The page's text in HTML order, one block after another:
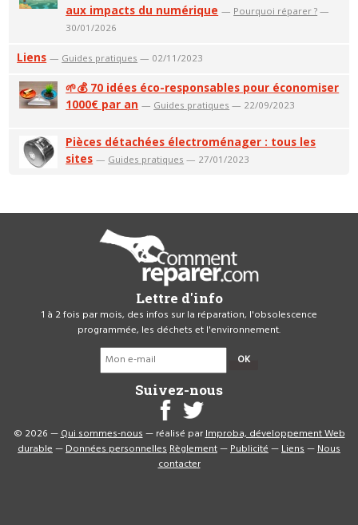
aux impacts du numérique — Pourquoi réparer ? —
30/01/2026
Liens — Guides pratiques — 02/11/2023
🌱💰 70 idées éco-responsables pour économiser
1000€ par an — Guides pratiques — 22/09/2023
Pièces détachées électroménager : tous les
sites — Guides pratiques — 27/01/2023
Lettre d'info
1 à 2 fois par mois, des infos sur la réparation, l'obsolescence
programmée, les déchets et l'environnement.
OK
Suivez-nous
© 2026 —Qui sommes-nous— réalisé parImproba, développement Web
durable—Données personnellesRèglement—Publicité—Liens—Nous
contacter